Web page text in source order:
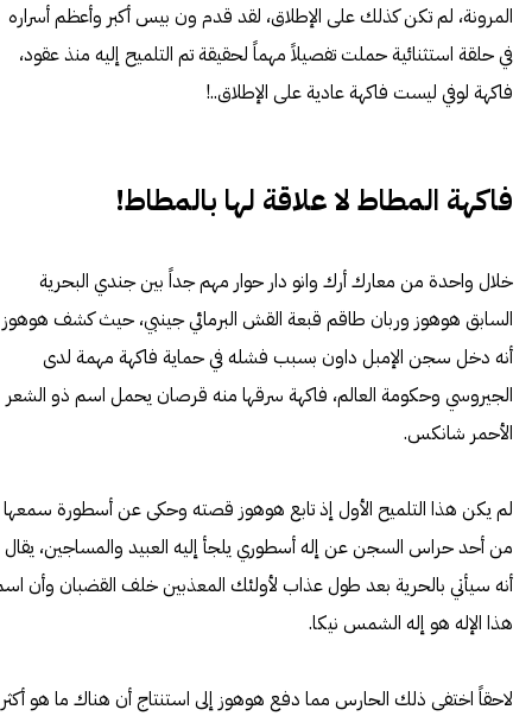
المرونة، لم تكن كذلك على الإطلاق، لقد قدم ون بيس أكبر وأعظم أسراره
في حلقة استثنائية حملت تفصيلاً مهماً لحقيقة تم التلميح إليه منذ عقود،
فاكهة لوفي ليست فاكهة عادية على الإطلاق..!
فاكهة المطاط لا علاقة لها بالمطاط!
خلال واحدة من معارك أرك وانو دار حوار مهم جداً بين جندي البحرية
السابق هوهوز وربان طاقم قبعة القش البرمائي جينبي، حيث كشف هوهوز
أنه دخل سجن الإمبل داون بسبب فشله في حماية فاكهة مهمة لدى
الجيروسي وحكومة العالم، فاكهة سرقها منه قرصان يحمل اسم ذو الشعر
الأحمر شانكس.
لم يكن هذا التلميح الأول إذ تابع هوهوز قصته وحكى عن أسطورة سمعها
من أحد حراس السجن عن إله أسطوري يلجأ إليه العبيد والمساجين، يقال
أنه سيأتي بالحرية بعد طول عذاب لأولئك المعذبين خلف القضبان وأن
هذا الإله هو إله الشمس نيكا.
لاحقاً اختفى ذلك الحارس مما دفع هوهوز إلى استنتاج أن هناك ما هو أكثر